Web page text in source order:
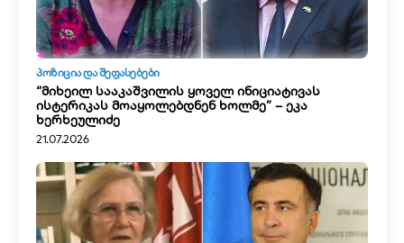
ᲞᲝᲖᲘᲪᲘᲐ ᲓᲐ ᲨᲔᲤᲐᲡᲔᲑᲔᲑᲘ
“მიხეილ სააკაშვილის ყოველ ინიციატივას
ისტერიკას მოაყოლებდნენ ხოლმე” – ეკა
ხერხეულიძე
21.07.2026